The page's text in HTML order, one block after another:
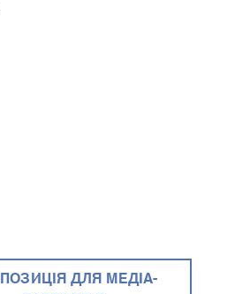
ДЛЯ МЕДІА-